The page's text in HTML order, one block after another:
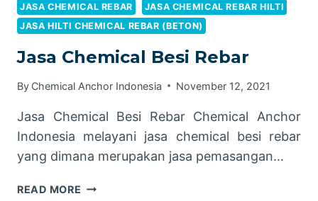
JASA CHEMICAL REBAR
JASA CHEMICAL REBAR HILTI
JASA HILTI CHEMICAL REBAR (BETON)
Jasa Chemical Besi Rebar
By Chemical Anchor Indonesia November 12, 2021
Jasa Chemical Besi Rebar Chemical Anchor
Indonesia melayani jasa chemical besi rebar
yang dimana merupakan jasa pemasangan…
READ MORE JASA